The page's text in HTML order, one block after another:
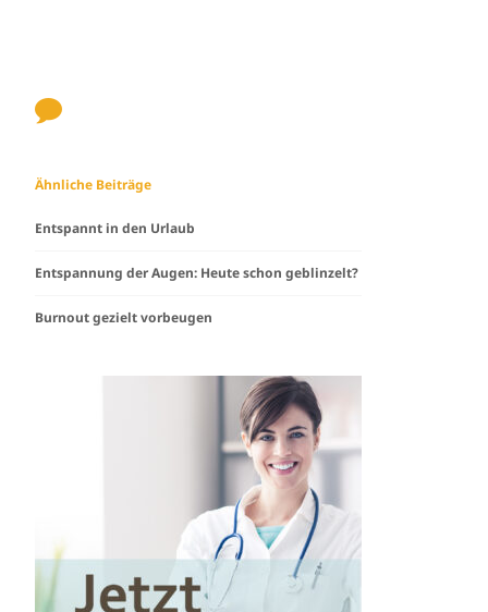
Ähnliche Beiträge
Entspannt in den Urlaub
Entspannung der Augen: Heute schon geblinzelt?
Burnout gezielt vorbeugen